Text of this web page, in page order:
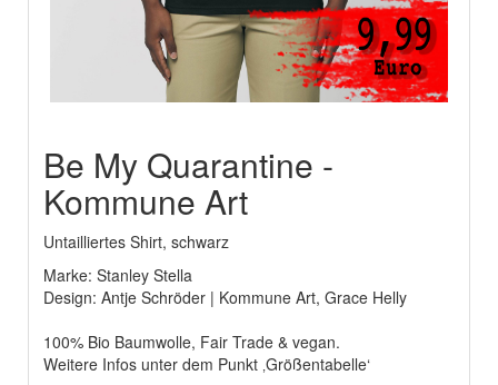
Be My Quarantine -
Kommune Art
Untailliertes Shirt, schwarz
Marke: Stanley Stella
Design: Antje Schröder | Kommune Art, Grace Helly
100% Bio Baumwolle, Fair Trade & vegan.
Weitere Infos unter dem Punkt ‚Größentabelle‘